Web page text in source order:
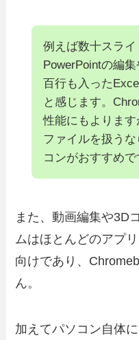
例えば数十スライ
PowerPointの編
百行も入った
と感じます。
性能にもよりま
ファイルを扱う
コンがおすすめで
また、動画編集や3D
ムはほとんどのアプ
向けであり、
ん。
加えてパソコン自体